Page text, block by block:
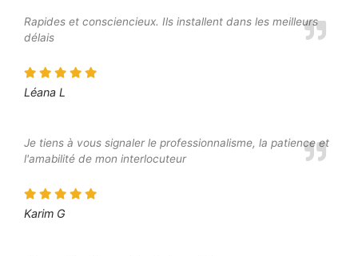
Rapides et consciencieux. Ils installent dans les meilleurs
délais
Léana L
Je tiens à vous signaler le professionnalisme, la patience et
l'amabilité de mon interlocuteur
Karim G